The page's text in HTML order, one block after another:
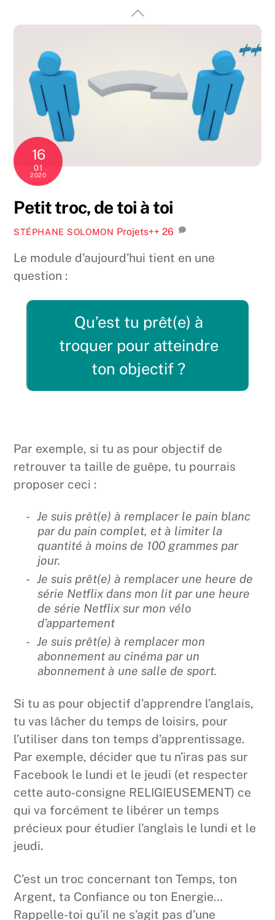
16
01
2020
Petit troc, de toi à toi
STÉPHANE SOLOMON Projets++ 26
Le module d’aujourd’hui tient en une
question :
Qu’est tu prêt(e) à
troquer pour atteindre
ton objectif ?
Par exemple, si tu as pour objectif de
retrouver ta taille de guêpe, tu pourrais
proposer ceci :
Je suis prêt(e) à remplacer le pain blanc
par du pain complet, et à limiter la
quantité à moins de 100 grammes par
jour.
Je suis prêt(e) à remplacer une heure de
série Netflix dans mon lit par une heure
de série Netflix sur mon vélo
d’appartement
Je suis prêt(e) à remplacer mon
abonnement au cinéma par un
abonnement à une salle de sport.
Si tu as pour objectif d’apprendre l’anglais,
tu vas lâcher du temps de loisirs, pour
l’utiliser dans ton temps d’apprentissage.
Par exemple, décider que tu n’iras pas sur
Facebook le lundi et le jeudi (et respecter
cette auto-consigne RELIGIEUSEMENT) ce
qui va forcément te libérer un temps
précieux pour étudier l’anglais le lundi et le
jeudi.
C’est un troc concernant ton Temps, ton
Argent, ta Confiance ou ton Energie…
Rappelle-toi qu’il ne s’agit pas d’une
Back